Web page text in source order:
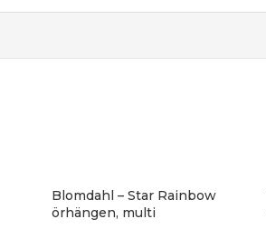
Blomdahl – Star Rainbow
örhängen, multi